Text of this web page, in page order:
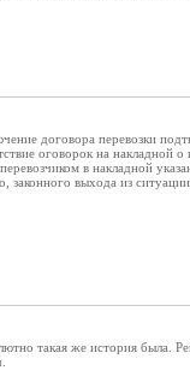
договора перевозки
оговорок на накладной о
в накладной
законного выхода из
такая же история была.